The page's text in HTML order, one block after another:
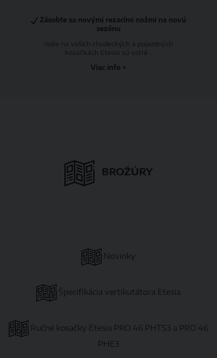
Zásobte sa novými rezacími nožmi na novú
sezónu
nože na vašich chodeckých a pojazdných
kosačkách Etesia sú ostré...
Viac info >
BROŽÚRY
Novinky
Špecifikácia vertikutátora Etesia
Ručné kosačky Etesia PRO 46 PHTS3 a PRO 46
PHE3